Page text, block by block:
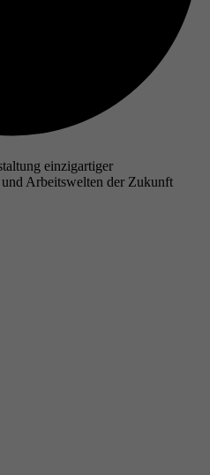
einzigartiger
Arbeitswelten der Zukunft